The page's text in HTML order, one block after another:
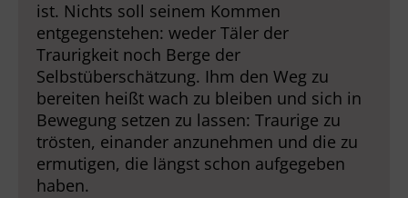
ist. Nichts soll seinem Kommen
entgegenstehen: weder Täler der
Traurigkeit noch Berge der
Selbstüberschätzung. Ihm den Weg zu
bereiten heißt wach zu bleiben und sich in
Bewegung setzen zu lassen: Traurige zu
trösten, einander anzunehmen und die zu
ermutigen, die längst schon aufgegeben
haben.